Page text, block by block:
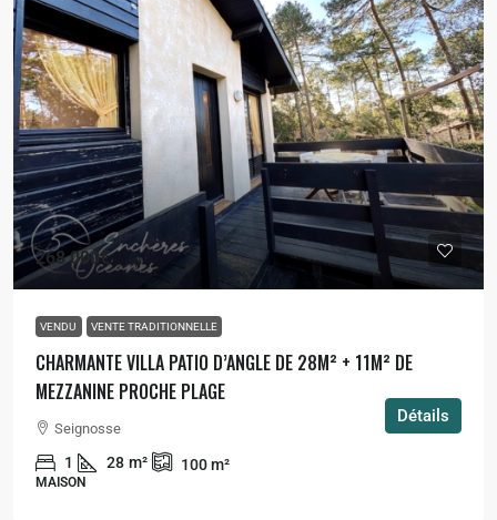
268 000€
VENDU VENTE TRADITIONNELLE
CHARMANTE VILLA PATIO D’ANGLE DE 28M² + 11M² DE
MEZZANINE PROCHE PLAGE
Seignosse
1 28 m² 100m²
MAISON
Détails